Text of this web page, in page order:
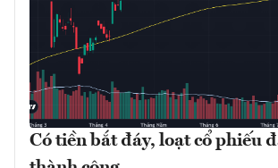
Có tiền bắt đáy, loạt cổ phiếu